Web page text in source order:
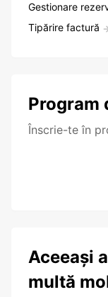
Gestionare
Tipărire factură
Program
Înscrie-te în
Aceeași
multă